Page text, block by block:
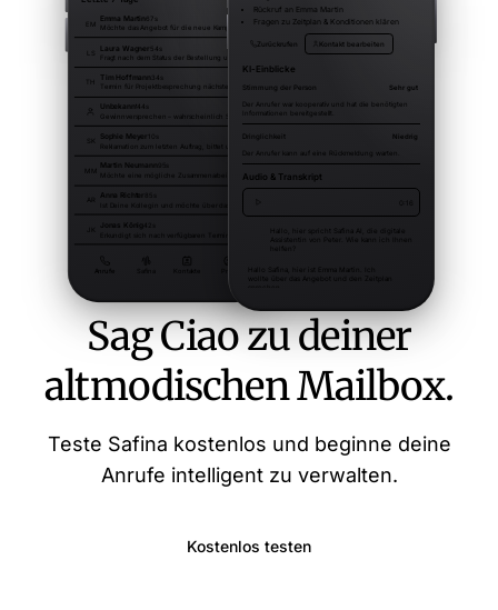
Sag Ciao zu deiner
altmodischen Mailbox.
Teste Safina kostenlos und beginne deine
Anrufe intelligent zu verwalten.
Kostenlos testen